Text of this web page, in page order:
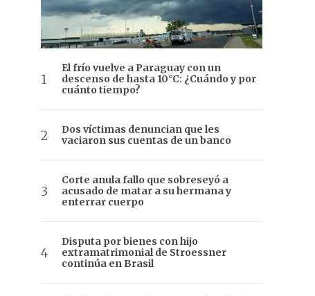
El frío vuelve a Paraguay con un
descenso de hasta 10°C: ¿Cuándo y por
cuánto tiempo?
Dos víctimas denuncian que les
vaciaron sus cuentas de un banco
Corte anula fallo que sobreseyó a
acusado de matar a su hermana y
enterrar cuerpo
Disputa por bienes con hijo
extramatrimonial de Stroessner
continúa en Brasil